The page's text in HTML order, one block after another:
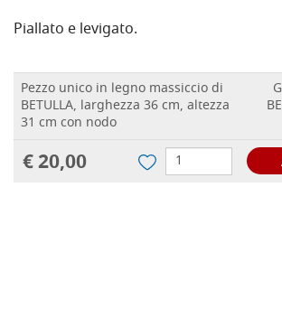
Piallato e levigato.
Pezzo unico in legno massiccio di
BETULLA, larghezza 36 cm, altezza
31 cm con nodo
€ 20,00